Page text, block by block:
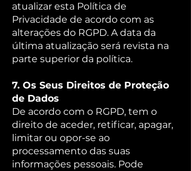
atualizar esta Política de
Privacidade de acordo com as
alterações do RGPD. A data da
última atualização será revista na
parte superior da política.
7. Os Seus Direitos de Proteção
de Dados
De acordo com o RGPD, tem o
direito de aceder, retificar, apagar,
limitar ou opor-se ao
processamento das suas
informações pessoais. Pode